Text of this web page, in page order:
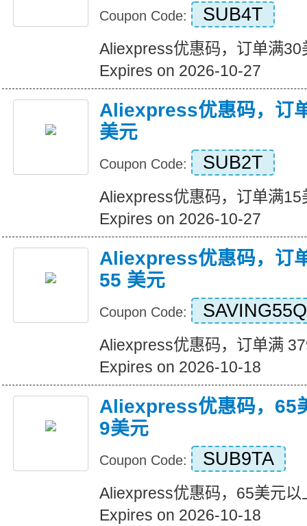
Coupon Code: SUB4T
Aliexpress优惠码，订单满30
Expires on 2026-10-27
Aliexpress优惠码，订
美元
Coupon Code: SUB2T
Aliexpress优惠码，订单满15
Expires on 2026-10-27
Aliexpress优惠码，订
55 美元
Coupon Code: SAVING55Q
Aliexpress优惠码，订单满
Expires on 2026-10-18
Aliexpress优惠码，65
9美元
Coupon Code: SUB9TA
Aliexpress优惠码，65美元以
Expires on 2026-10-18